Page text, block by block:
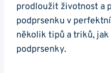
prodloužit životnost a
podprsenku v
několik tipů a triků,
podprsenky.